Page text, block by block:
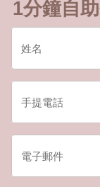
1分鐘自